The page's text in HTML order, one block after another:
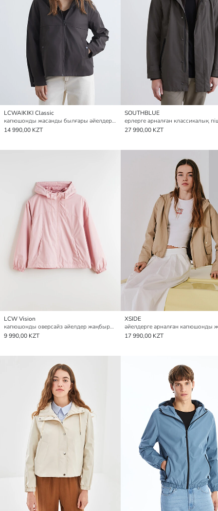
LCWAIKIKI Classic
капюшонды жасанды былғары әйелдерге арналған жаңбырдан қорғайтын жамылғы
14 990,00 KZT
SOUTHBLUE
27 990,00 KZT
LCW Vision
капюшонды оверсайз әйелдер жаңбырдан қорғайтын жамылғы
9 990,00 KZT
XSIDE
17 990,00 KZT